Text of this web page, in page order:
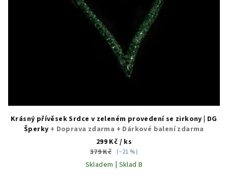
Krásný přívěsek Srdce v zeleném provedení se zirkony | DG
Šperky + Doprava zdarma + Dárkové balení zdarma
299 Kč / ks
379 Kč (–21 %)
Skladem | Sklad B